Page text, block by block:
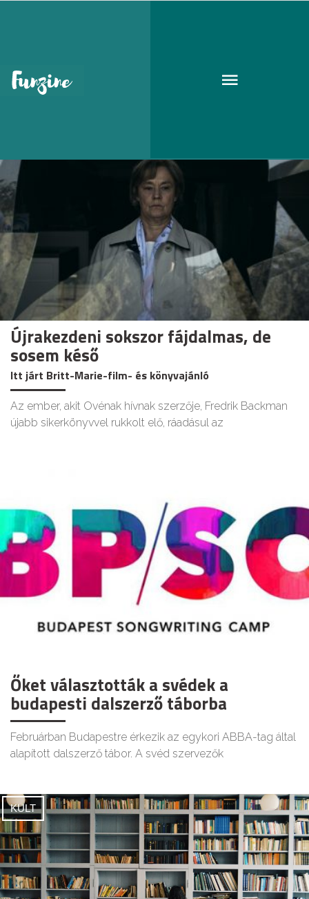
svéd
Újrakezdeni sokszor fájdalmas, de
sosem késő
Itt járt Britt-Marie-film- és könyvajánló
Az ember, akit Ovénak hívnak szerzője, Fredrik Backman
újabb sikerkönyvvel rukkolt elő, ráadásul az
Őket választották a svédek a
budapesti dalszerző táborba
Februárban Budapestre érkezik az egykori ABBA-tag által
alapított dalszerző tábor. A svéd szervezők
KULT